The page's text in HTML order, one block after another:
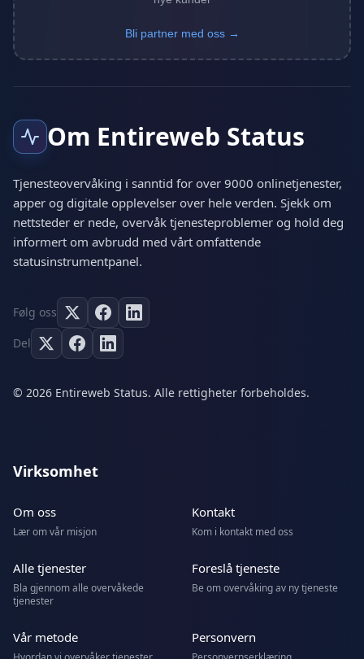
Bli partner med oss →
Om Entireweb Status
Tjenesteovervåking i sanntid for over 9000 onlinetjenester,
apper og digitale opplevelser over hele verden. Sjekk om
nettsteder er nede, overvåk tjenesteproblemer og hold deg
informert om avbrudd med vårt omfattende
statusinstrumentpanel.
Følg oss
Del
© 2026 Entireweb Status. Alle rettigheter forbeholdes.
Virksomhet
Om oss
Lær om vår misjon
Kontakt
Kom i kontakt med oss
Alle tjenester
Bla gjennom alle overvåkede
tjenester
Foreslå tjeneste
Be om overvåking av ny tjeneste
Vår metode Personvern